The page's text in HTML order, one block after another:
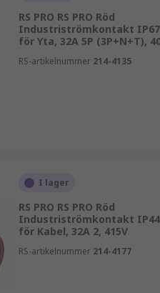
RS PRO RS PRO Röd
Industriströmkontakt IP67
för Yta, 32A 5P (3P+N+T),
RS-artikelnummer 214-4135
I lager
RS PRO RS PRO Röd
Industriströmkontakt IP44
för Kabel, 32A 2, 415V
RS-artikelnummer 214-4177